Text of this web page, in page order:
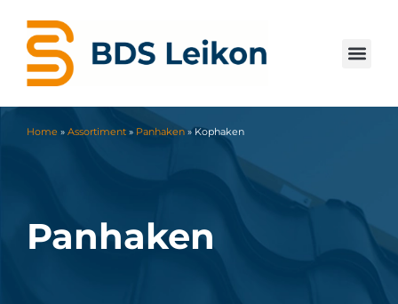
Home » Assortiment » Panhaken » Kophaken
Panhaken